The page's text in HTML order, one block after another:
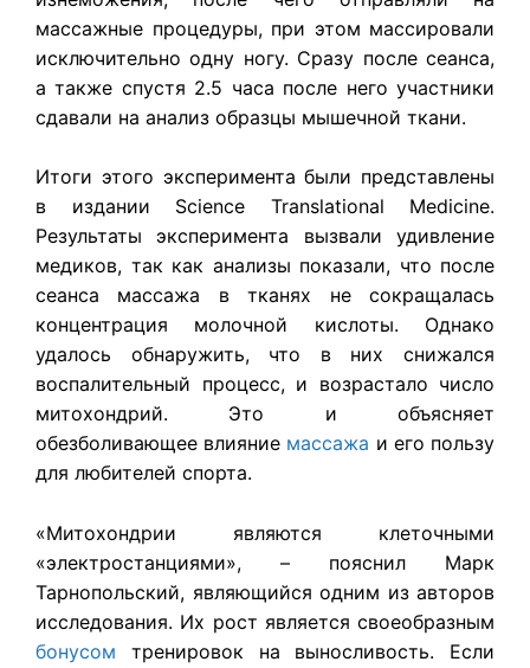
массажные процедуры, при этом массировали
исключительно одну ногу. Сразу после сеанса,
а также спустя 2.5 часа после него участники
сдавали на анализ образцы мышечной ткани.
Итоги этого эксперимента были представлены
в издании Science Translational Medicine.
Результаты эксперимента вызвали удивление
медиков, так как анализы показали, что после
сеанса массажа в тканях не сокращалась
концентрация молочной кислоты. Однако
удалось обнаружить, что в них снижался
воспалительный процесс, и возрастало число
митохондрий. Это и объясняет
обезболивающее влияние массажа и его пользу
для любителей спорта.
«Митохондрии являются клеточными
«электростанциями», – пояснил Марк
Тарнопольский, являющийся одним из авторов
исследования. Их рост является своеобразным
бонусом тренировок на выносливость. Если